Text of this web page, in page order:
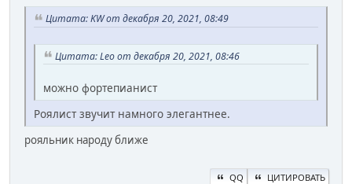
Цитата: KW от декабря 20, 2021, 08:49
Цитата: Leo от декабря 20, 2021, 08:46
можно фортепианист
Роялист звучит намного элегантнее.
рояльник народу ближе
QQ ЦИТИРОВАТЬ